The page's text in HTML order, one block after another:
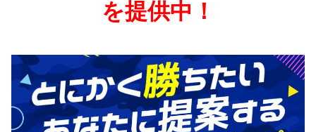
を提供中！